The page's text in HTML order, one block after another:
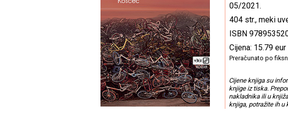
05/2021.
404 str., meki
ISBN
Cijena: 15.79 eur
Preračunato po
Cijene knjiga su
knjige iz tiska.
nakladnika ili u
knjiga, potražite ih u